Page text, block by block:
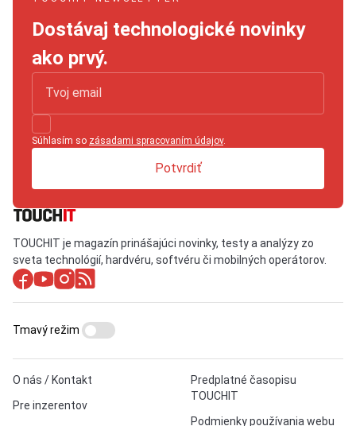
Dostávaj technologické novinky
ako prvý.
Súhlasím so zásadami spracovaním údajov.
Potvrdiť
TOUCHIT je magazín prinášajúci novinky, testy a analýzy zo
sveta technológií, hardvéru, softvéru či mobilných operátorov.
O nás / Kontakt
Pre inzerentov
Predplatné časopisu
TOUCHIT
Podmienky používania webu
Tmavý režim